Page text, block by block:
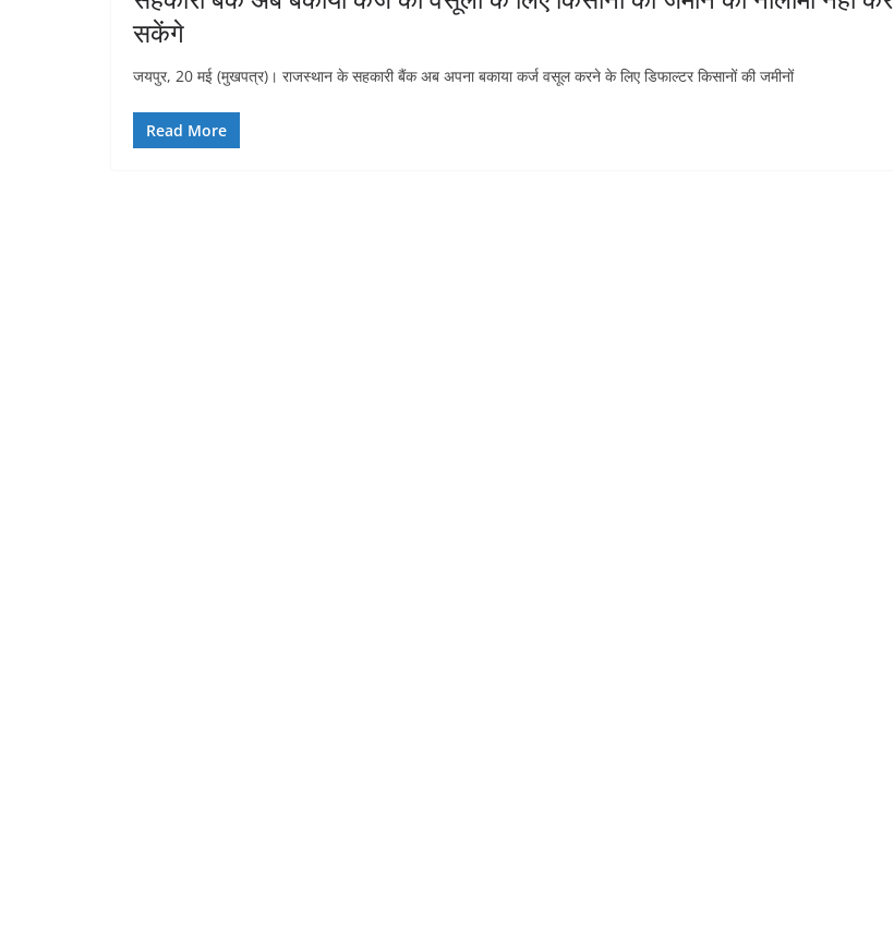
सकेंगे
जयपुर, 20 मई (मुखपत्र)। राजस्थान के सहकारी बैंक अब अपना बकाया कर्ज वसूल करने के लिए डिफाल्टर किसानों की जमीनों
Read More